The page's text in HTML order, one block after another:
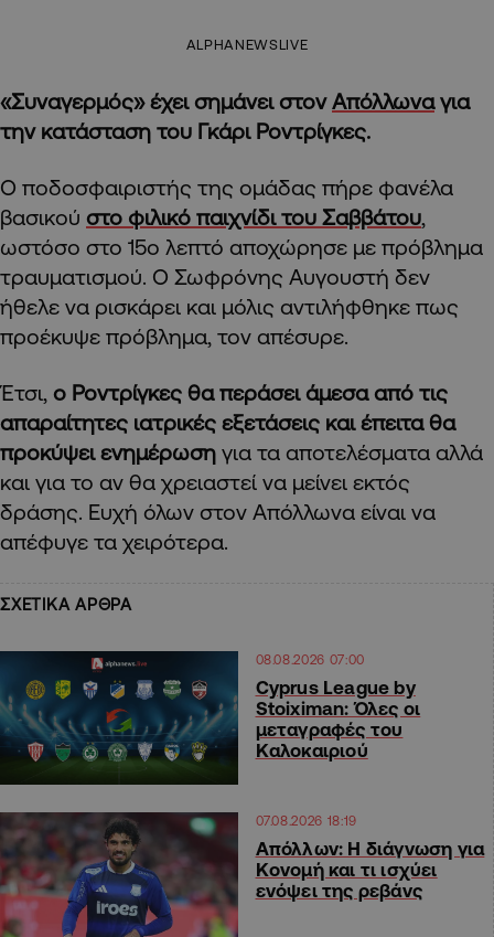
ALPHANEWSLIVE
«Συναγερμός» έχει σημάνει στονΑπόλλωναγια
την κατάσταση του Γκάρι Ροντρίγκες.
Ο ποδοσφαιριστής της ομάδας πήρε φανέλα
βασικού στο φιλικό παιχνίδι του Σαββάτου,
ωστόσο στο 15ο λεπτό αποχώρησε με πρόβλημα
τραυματισμού. Ο Σωφρόνης Αυγουστή δεν
ήθελε να ρισκάρει και μόλις αντιλήφθηκε πως
προέκυψε πρόβλημα, τον απέσυρε.
Έτσι, ο Ροντρίγκες θα περάσει άμεσα από τις
απαραίτητες ιατρικές εξετάσεις και έπειτα θα
προκύψει ενημέρωση για τα αποτελέσματα αλλά
και για το αν θα χρειαστεί να μείνει εκτός
δράσης. Ευχή όλων στον Απόλλωνα είναι να
απέφυγε τα χειρότερα.
ΣΧΕΤΙΚΑ ΑΡΘΡΑ
08.08.2026 07:00
Cyprus League by
Stoiximan: Όλες οι
μεταγραφές του
Καλοκαιριού
07.08.2026 18:19
Απόλλων: Η διάγνωση για
Κονομή και τι ισχύει
ενόψει της ρεβάνς